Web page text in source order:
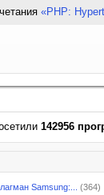
«PHP:
142956
Samsung:...
(364)